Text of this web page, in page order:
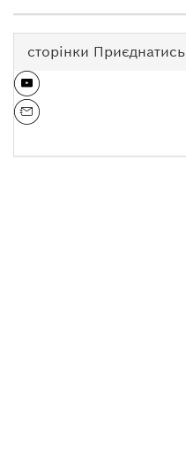
сторінки Приєднатись